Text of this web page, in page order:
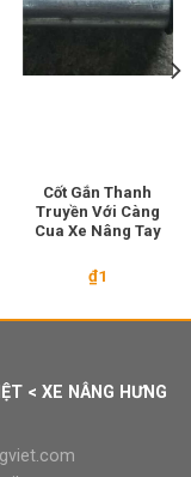
Cốt Gắn Thanh
Truyền Với Càng
Cua Xe Nâng Tay
₫1
< XE NÂNG HƯNG